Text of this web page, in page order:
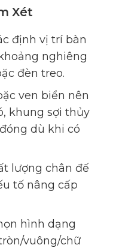
Xét
định vị trí bàn
nghiêng
đèn treo.
ven biển nên
khung sợi thủy
dù khi có
lượng chân đế
tố nâng cấp
hình dạng
vuông/chữ